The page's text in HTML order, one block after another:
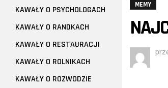
MEMY
KAWAŁY O PSYCHOLOGACH
KAWAŁY O RANDKACH
KAWAŁY O RESTAURACJI
KAWAŁY O ROLNIKACH
KAWAŁY O ROZWODZIE